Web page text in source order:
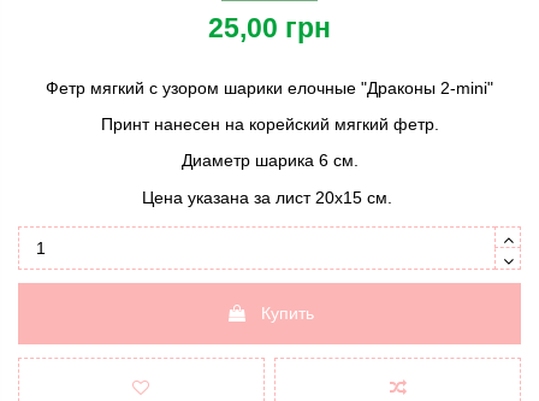
25,00 грн
Фетр мягкий с узором шарики елочные "Драконы 2-mini"
Принт нанесен на корейский мягкий фетр.
Диаметр шарика 6 см.
Цена указана за лист 20х15 см.
Купить